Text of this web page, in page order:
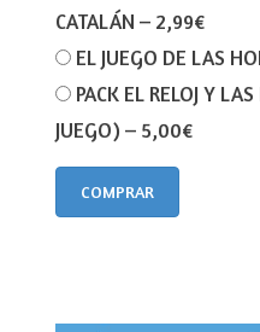
CATALÁN – 2,99€
EL JUEGO DE LAS
PACK EL RELOJ Y
JUEGO) – 5,00€
COMPRAR